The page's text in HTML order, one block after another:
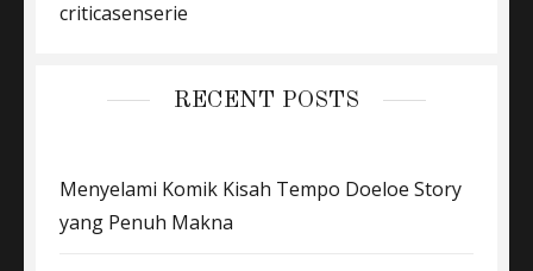
criticasenserie
RECENT POSTS
Menyelami Komik Kisah Tempo Doeloe Story
yang Penuh Makna